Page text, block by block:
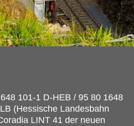
101-1 D-HEB / 95 80 1648
(Hessische Landesbahn
LINT 41 der neuen